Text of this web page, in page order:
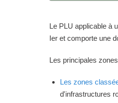
Le PLU applicable à
Ier et comporte une
Les principales
Les zones
d'infrastructures